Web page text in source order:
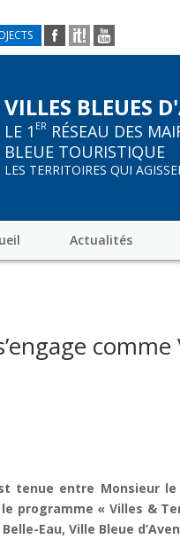
VILLES BLEUES
LE 1 ER RÉSEAU DES
BLEUE TOURISTIQUE
LES TERRITOIRES QUI
Actualités
comme
tenue entre Monsieur
programme « Villes &
Eau, Ville Bleue